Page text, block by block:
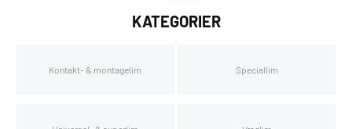
KATEGORIER
Kontakt- & montagelim Speciallim